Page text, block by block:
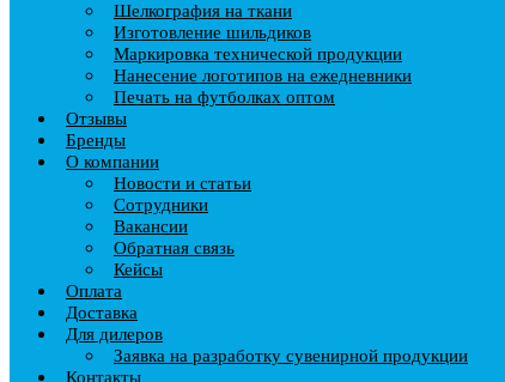
Шелкография на ткани
Изготовление шильдиков
Маркировка технической продукции
Нанесение логотипов на ежедневники
Печать на футболках оптом
Отзывы
Бренды
О компании
Новости и статьи
Сотрудники
Вакансии
Обратная связь
Кейсы
Оплата
Доставка
Для дилеров
Заявка на разработку сувенирной продукции
Контакты